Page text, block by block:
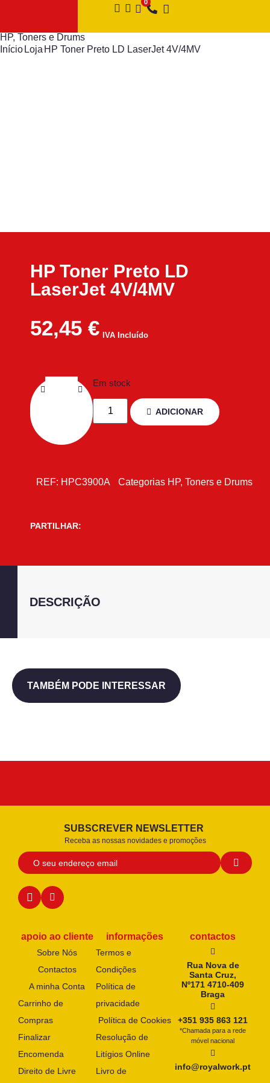
HP, Toners e Drums
Início Loja HP Toner Preto LD LaserJet 4V/4MV
HP Toner Preto LD
LaserJet 4V/4MV
52,45 € IVA Incluído
Em stock
ADICIONAR
REF: HPC3900A Categorias HP, Toners e Drums
PARTILHAR:
DESCRIÇÃO
TAMBÉM PODE INTERESSAR
SUBSCREVER NEWSLETTER
Receba as nossas novidades e promoções
apoio ao cliente
Sobre Nós
Contactos
A minha Conta
Carrinho de
Compras
Finalizar
Encomenda
Direito de Livre
informações
Termos e
Condições
Política de
privacidade
Política de Cookies
Resolução de
Litígios Online
Livro de
contactos
Rua Nova de
Santa Cruz,
Nº171 4710-409
Braga
+351 935 863 121
*Chamada para a rede
móvel nacional
info@royalwork.pt